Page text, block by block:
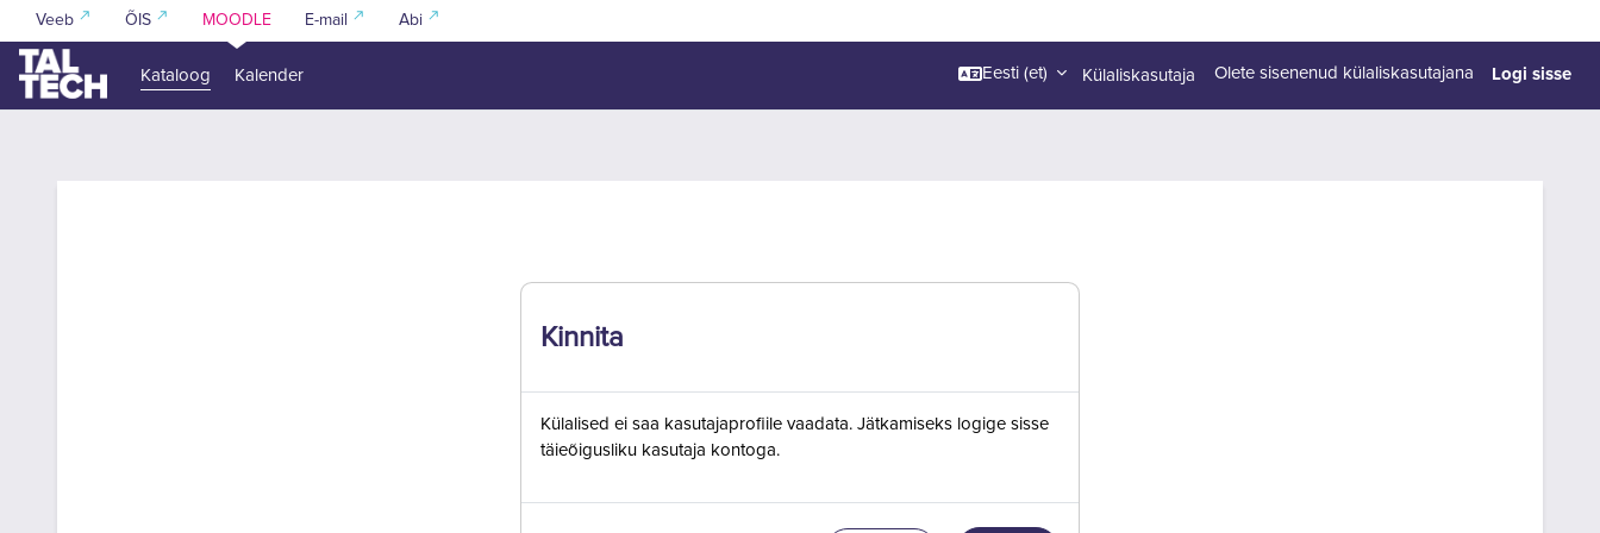
Jäta vahele peasisuni
Veeb ÕIS MOODLE E-mail Abi
Kataloog Kalender Eesti ‎(et)‎ Külaliskasutaja Olete sisenenud külaliskasutajana Logi sisse
Kinnita
Külalised ei saa kasutajaprofiile vaadata. Jätkamiseks logige sisse
täieõigusliku kasutaja kontoga.